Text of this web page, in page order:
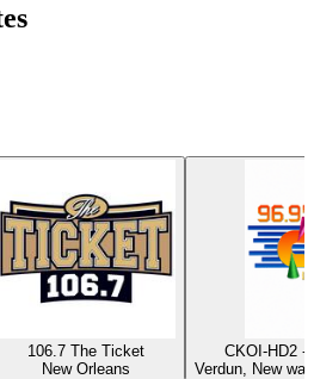
106.7 The Ticket
New Orleans
CKOI-HD2 -
Verdun, New